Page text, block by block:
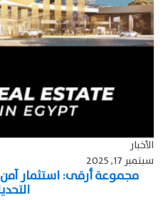
الأخبار
سبتمبر 17, 2025
مجموعة أرقى: استثمار